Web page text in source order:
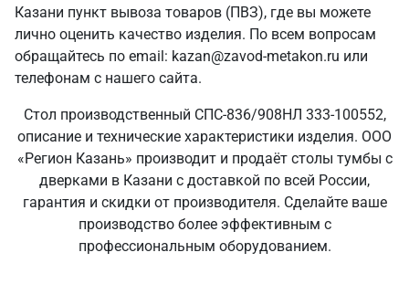
Казани пункт вывоза товаров (ПВЗ), где вы можете
лично оценить качество изделия. По всем вопросам
обращайтесь по email: kazan@zavod-metakon.ru или
телефонам с нашего сайта.
Стол производственный СПС-836/908НЛ 333-100552,
описание и технические характеристики изделия. ООО
«Регион Казань» производит и продаёт столы тумбы с
дверками в Казани с доставкой по всей России,
гарантия и скидки от производителя. Сделайте ваше
производство более эффективным с
профессиональным оборудованием.